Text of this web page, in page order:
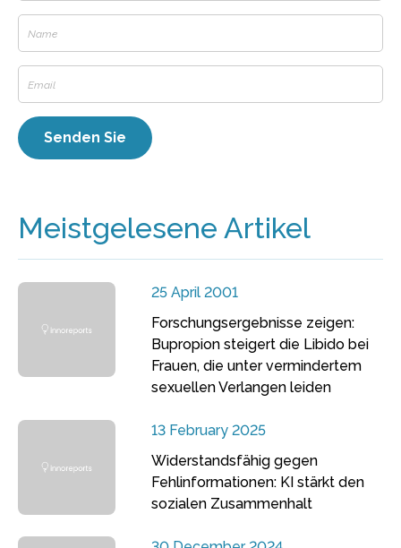
Meistgelesene Artikel
25 April 2001
Forschungsergebnisse zeigen:
Bupropion steigert die Libido bei
Frauen, die unter vermindertem
sexuellen Verlangen leiden
13 February 2025
Widerstandsfähig gegen
Fehlinformationen: KI stärkt den
sozialen Zusammenhalt